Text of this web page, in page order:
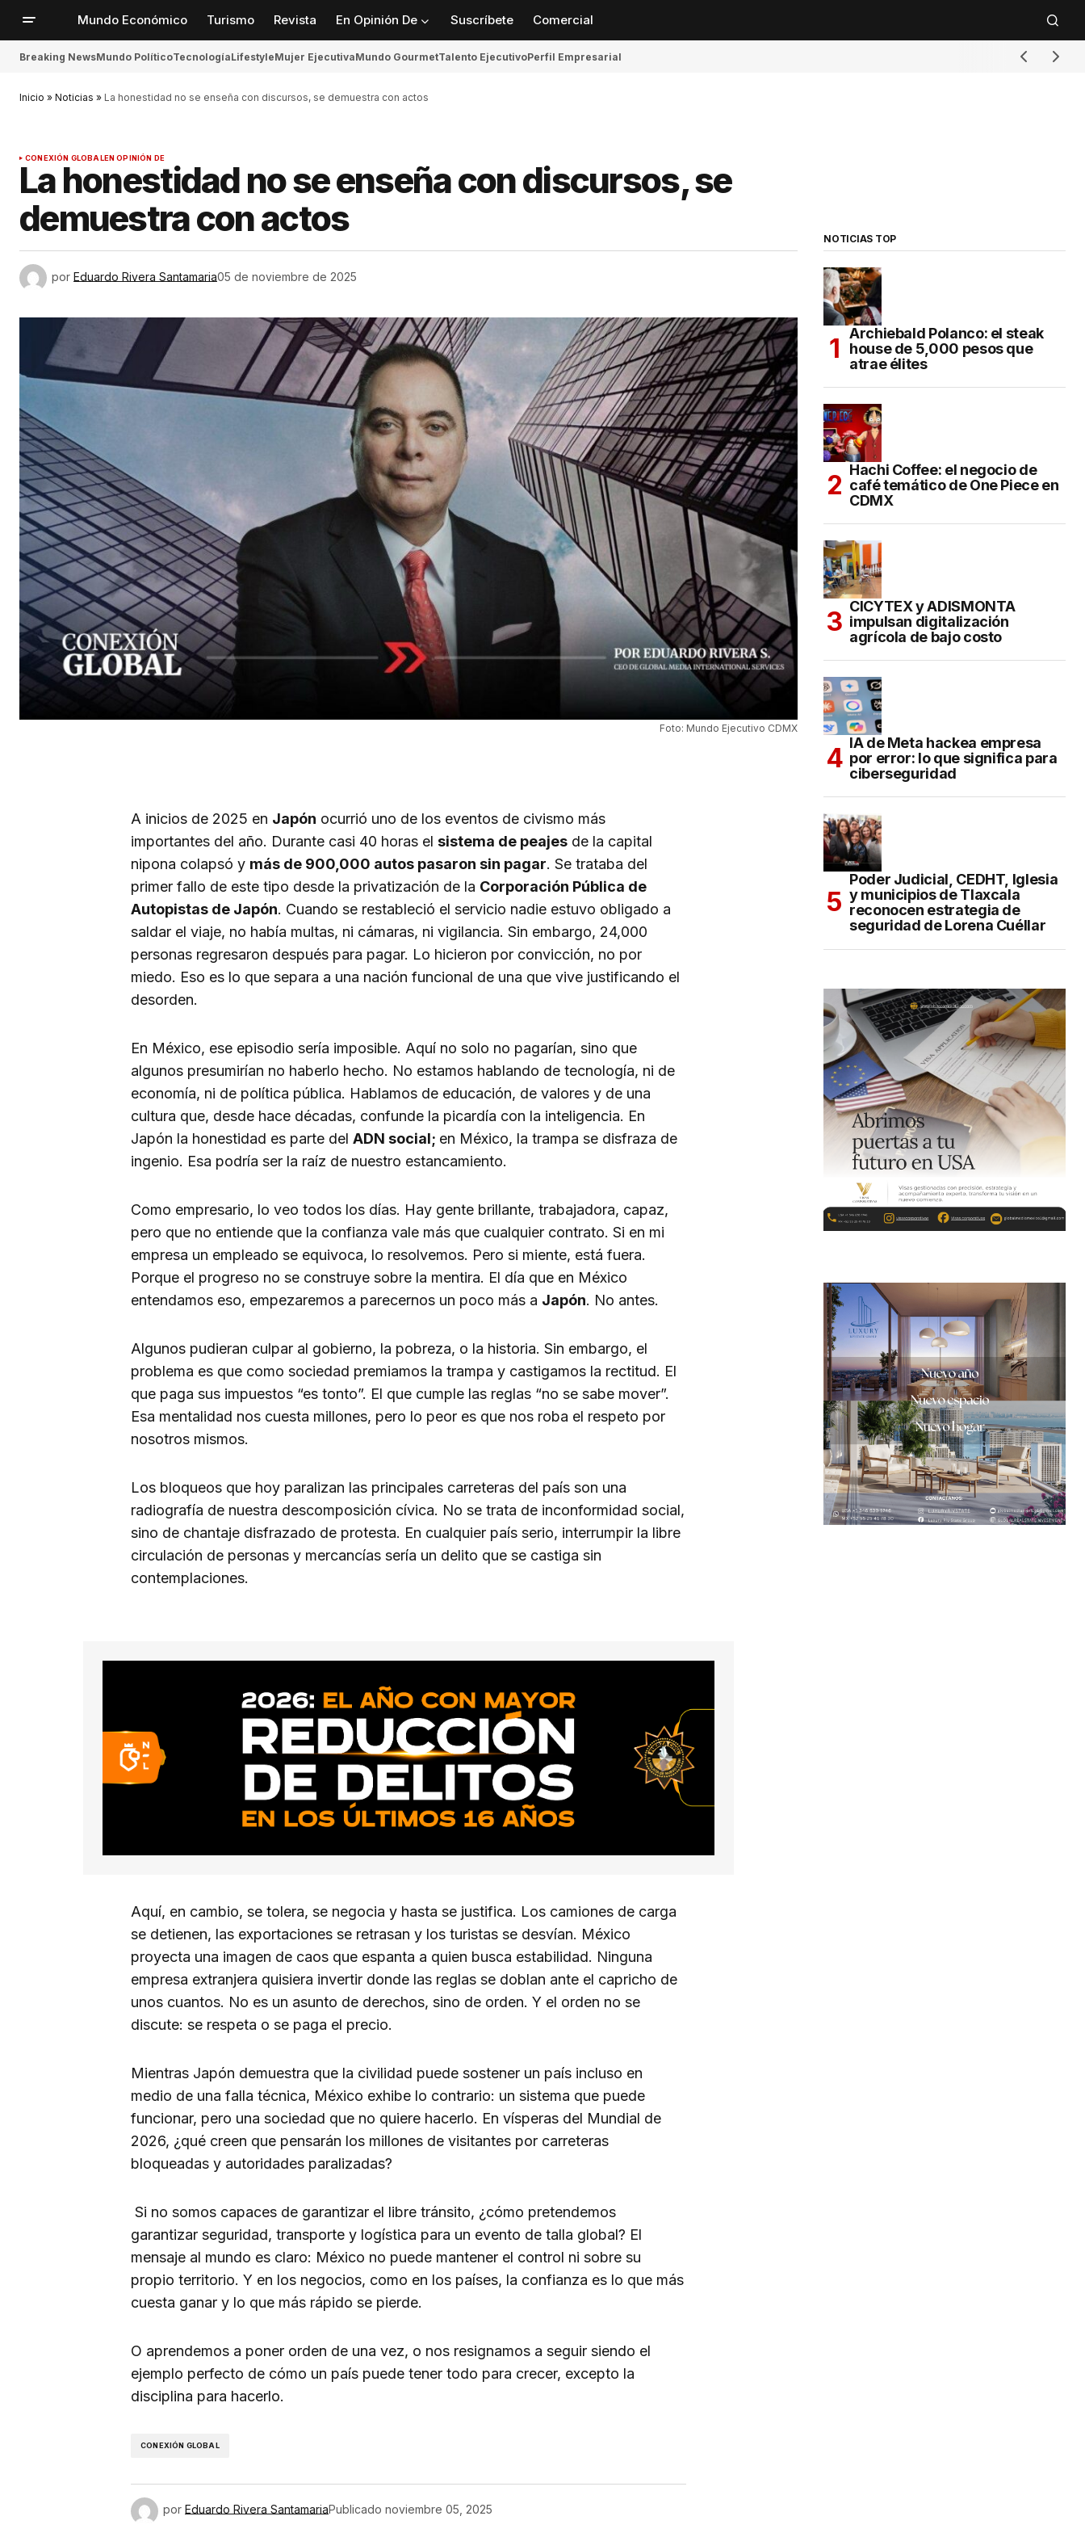
Mundo Económico Turismo Revista En Opinión De Suscríbete Comercial
Breaking NewsMundo PolíticoTecnologíaLifestyleMujer EjecutivaMundo GourmetTalento EjecutivoPerfil Empresarial
Inicio » Noticias » La honestidad no se enseña con discursos, se demuestra con actos
CONEXIÓN GLOBALEN OPINIÓN DE
La honestidad no se enseña con discursos, se
demuestra con actos
por Eduardo Rivera Santamaria05 de noviembre de 2025
Foto: Mundo Ejecutivo CDMX
A inicios de 2025 en Japón ocurrió uno de los eventos de civismo más
importantes del año. Durante casi 40 horas el sistema de peajes de la capital
nipona colapsó y más de 900,000 autos pasaron sin pagar. Se trataba del
primer fallo de este tipo desde la privatización de la Corporación Pública de
Autopistas de Japón. Cuando se restableció el servicio nadie estuvo obligado a
saldar el viaje, no había multas, ni cámaras, ni vigilancia. Sin embargo, 24,000
personas regresaron después para pagar. Lo hicieron por convicción, no por
miedo. Eso es lo que separa a una nación funcional de una que vive justificando el
desorden.
En México, ese episodio sería imposible. Aquí no solo no pagarían, sino que
algunos presumirían no haberlo hecho. No estamos hablando de tecnología, ni de
economía, ni de política pública. Hablamos de educación, de valores y de una
cultura que, desde hace décadas, confunde la picardía con la inteligencia. En
Japón la honestidad es parte del ADN social; en México, la trampa se disfraza de
ingenio. Esa podría ser la raíz de nuestro estancamiento.
Como empresario, lo veo todos los días. Hay gente brillante, trabajadora, capaz,
pero que no entiende que la confianza vale más que cualquier contrato. Si en mi
empresa un empleado se equivoca, lo resolvemos. Pero si miente, está fuera.
Porque el progreso no se construye sobre la mentira. El día que en México
entendamos eso, empezaremos a parecernos un poco más a Japón. No antes.
Algunos pudieran culpar al gobierno, la pobreza, o la historia. Sin embargo, el
problema es que como sociedad premiamos la trampa y castigamos la rectitud. El
que paga sus impuestos “es tonto”. El que cumple las reglas “no se sabe mover”.
Esa mentalidad nos cuesta millones, pero lo peor es que nos roba el respeto por
nosotros mismos.
Los bloqueos que hoy paralizan las principales carreteras del país son una
radiografía de nuestra descomposición cívica. No se trata de inconformidad social,
sino de chantaje disfrazado de protesta. En cualquier país serio, interrumpir la libre
circulación de personas y mercancías sería un delito que se castiga sin
contemplaciones.
Aquí, en cambio, se tolera, se negocia y hasta se justifica. Los camiones de carga
se detienen, las exportaciones se retrasan y los turistas se desvían. México
proyecta una imagen de caos que espanta a quien busca estabilidad. Ninguna
empresa extranjera quisiera invertir donde las reglas se doblan ante el capricho de
unos cuantos. No es un asunto de derechos, sino de orden. Y el orden no se
discute: se respeta o se paga el precio.
Mientras Japón demuestra que la civilidad puede sostener un país incluso en
medio de una falla técnica, México exhibe lo contrario: un sistema que puede
funcionar, pero una sociedad que no quiere hacerlo. En vísperas del Mundial de
2026, ¿qué creen que pensarán los millones de visitantes por carreteras
bloqueadas y autoridades paralizadas?
Si no somos capaces de garantizar el libre tránsito, ¿cómo pretendemos
garantizar seguridad, transporte y logística para un evento de talla global? El
mensaje al mundo es claro: México no puede mantener el control ni sobre su
propio territorio. Y en los negocios, como en los países, la confianza es lo que más
cuesta ganar y lo que más rápido se pierde.
O aprendemos a poner orden de una vez, o nos resignamos a seguir siendo el
ejemplo perfecto de cómo un país puede tener todo para crecer, excepto la
disciplina para hacerlo.
CONEXIÓN GLOBAL
por Eduardo Rivera SantamariaPublicado noviembre 05, 2025
NOTICIAS TOP
Archiebald Polanco: el steak
house de 5,000 pesos que
atrae élites
Hachi Coffee: el negocio de
café temático de One Piece en
CDMX
CICYTEX y ADISMONTA
impulsan digitalización
agrícola de bajo costo
IA de Meta hackea empresa
por error: lo que significa para
ciberseguridad
Poder Judicial, CEDHT, Iglesia
y municipios de Tlaxcala
reconocen estrategia de
seguridad de Lorena Cuéllar